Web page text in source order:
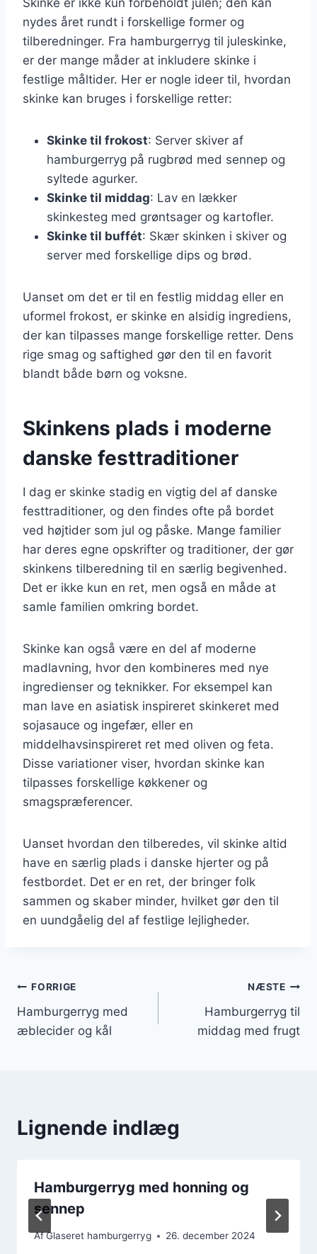
nydes året rundt i forskellige former og
tilberedninger. Fra hamburgerryg til juleskinke,
er der mange måder at inkludere skinke i
festlige måltider. Her er nogle ideer til, hvordan
skinke kan bruges i forskellige retter:
Skinke til frokost: Server skiver af
hamburgerryg på rugbrød med sennep og
syltede agurker.
Skinke til middag: Lav en lækker
skinkesteg med grøntsager og kartofler.
Skinke til buffét: Skær skinken i skiver og
server med forskellige dips og brød.
Uanset om det er til en festlig middag eller en
uformel frokost, er skinke en alsidig ingrediens,
der kan tilpasses mange forskellige retter. Dens
rige smag og saftighed gør den til en favorit
blandt både børn og voksne.
Skinkens plads i moderne
danske festtraditioner
I dag er skinke stadig en vigtig del af danske
festtraditioner, og den findes ofte på bordet
ved højtider som jul og påske. Mange familier
har deres egne opskrifter og traditioner, der gør
skinkens tilberedning til en særlig begivenhed.
Det er ikke kun en ret, men også en måde at
samle familien omkring bordet.
Skinke kan også være en del af moderne
madlavning, hvor den kombineres med nye
ingredienser og teknikker. For eksempel kan
man lave en asiatisk inspireret skinkeret med
sojasauce og ingefær, eller en
middelhavsinspireret ret med oliven og feta.
Disse variationer viser, hvordan skinke kan
tilpasses forskellige køkkener og
smagspræferencer.
Uanset hvordan den tilberedes, vil skinke altid
have en særlig plads i danske hjerter og på
festbordet. Det er en ret, der bringer folk
sammen og skaber minder, hvilket gør den til
en uundgåelig del af festlige lejligheder.
Indlægsnavigation
FORRIGE
Hamburgerryg med
æblecider og kål
NÆSTE
Hamburgerryg til
middag med frugt
Lignende indlæg
Hamburgerryg med honning og
sennep
AfGlaseret hamburgerryg 26. december 2024